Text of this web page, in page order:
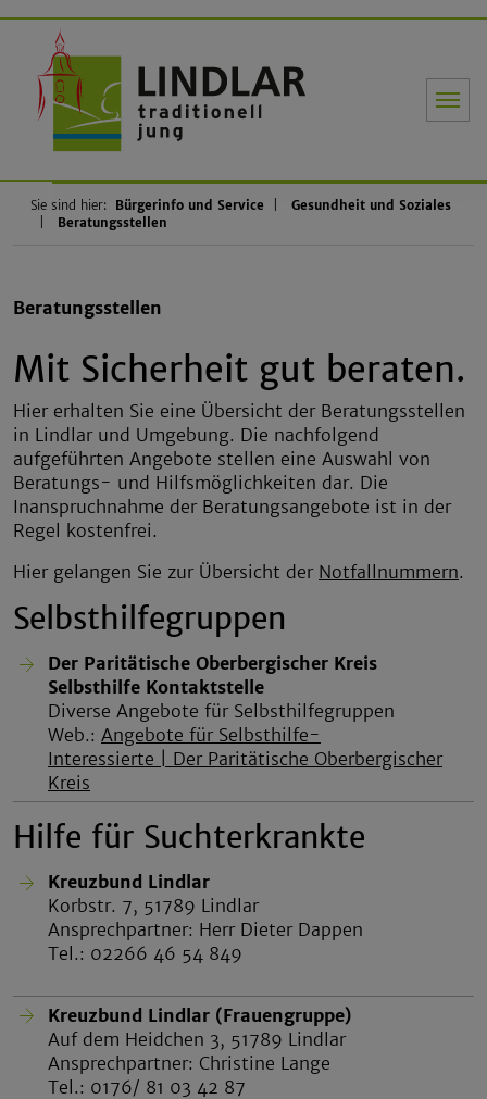
Sie sind hier: Bürgerinfo und Service
Gesundheit und Soziales
Beratungsstellen
Beratungsstellen
Mit Sicherheit gut beraten.
Hier erhalten Sie eine Übersicht der Beratungsstellen
in Lindlar und Umgebung. Die nachfolgend
aufgeführten Angebote stellen eine Auswahl von
Beratungs- und Hilfsmöglichkeiten dar. Die
Inanspruchnahme der Beratungsangebote ist in der
Regel kostenfrei.
Hier gelangen Sie zur Übersicht der Notfallnummern.
Selbsthilfegruppen
Der Paritätische Oberbergischer Kreis
Selbsthilfe Kontaktstelle
Diverse Angebote für Selbsthilfegruppen
Web.: Angebote für Selbsthilfe-
Interessierte | Der Paritätische Oberbergischer
Kreis
Hilfe für Suchterkrankte
Kreuzbund Lindlar
Korbstr. 7, 51789 Lindlar
Ansprechpartner: Herr Dieter Dappen
Tel.: 02266 46 54 849
Kreuzbund Lindlar (Frauengruppe)
Auf dem Heidchen 3, 51789 Lindlar
Ansprechpartner: Christine Lange
Tel.: 0176/ 81 03 42 87